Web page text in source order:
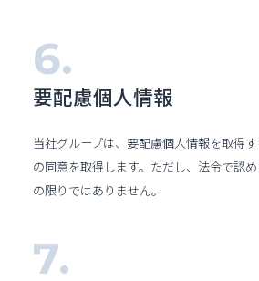
要配慮個人情報
当社グループは、要配慮個人情報を取得
の同意を取得します。ただし、法令で認
の限りではありません。